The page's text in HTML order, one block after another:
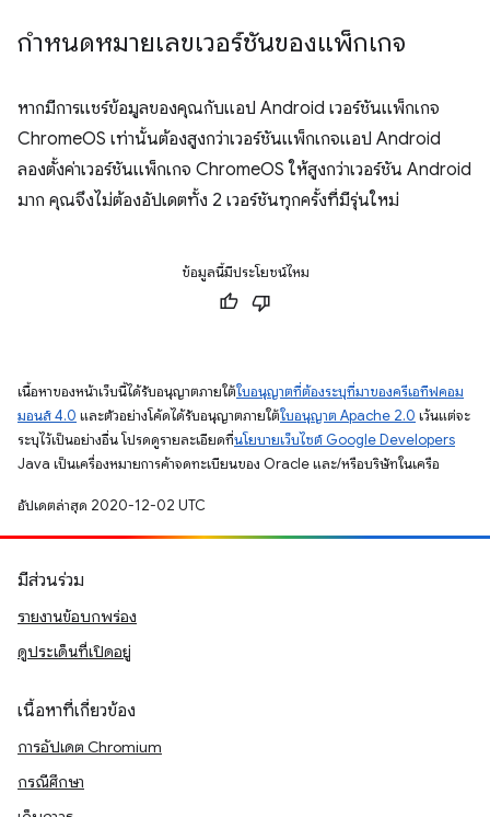
กำหนดหมายเลขเวอร์ชันของแพ็กเกจ
หากมีการแชร์ข้อมูลของคุณกับแอป Android เวอร์ชันแพ็กเกจ
ChromeOS เท่านั้นต้องสูงกว่าเวอร์ชันแพ็กเกจแอป Android
ลองตั้งค่าเวอร์ชันแพ็กเกจ ChromeOS ให้สูงกว่าเวอร์ชัน Android
มาก คุณจึงไม่ต้องอัปเดตทั้ง 2 เวอร์ชันทุกครั้งที่มีรุ่นใหม่
ข้อมูลนี้มีประโยชน์ไหม
เนื้อหาของหน้าเว็บนี้ได้รับอนุญาตภายใต้ใบอนุญาตที่ต้องระบุที่มาของครีเอทีฟคอม
มอนส์ 4.0 และตัวอย่างโค้ดได้รับอนุญาตภายใต้ใบอนุญาต Apache 2.0 เว้นแต่จะ
ระบุไว้เป็นอย่างอื่น โปรดดูรายละเอียดที่นโยบายเว็บไซต์ Google Developers
Java เป็นเครื่องหมายการค้าจดทะเบียนของ Oracle และ/หรือบริษัทในเครือ
อัปเดตล่าสุด 2020-12-02 UTC
มีส่วนร่วม
รายงานข้อบกพร่อง
ดูประเด็นที่เปิดอยู่
เนื้อหาที่เกี่ยวข้อง
การอัปเดต Chromium
กรณีศึกษา